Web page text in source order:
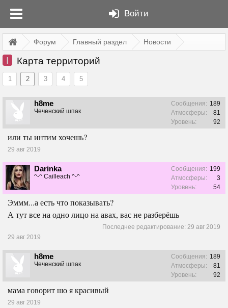
Войти
Форум Главный раздел Новости
I Карта территорий
1 2 3 4 5
h8me
Чеченский шпак
Сообщения: 189
Атмосферы:
81
Уровень:
92
или ты интим хочешь?
29 авг 2019
Darinka
^-^ Cailleach ^-^
Сообщения: 199
Атмосферы:
3
Уровень:
54
Эммм...а есть что показывать?
А тут все на одно лицо на авах, вас не разберёшь
Последнее редактирование: 29 авг 2019
29 авг 2019
h8me
Чеченский шпак
Сообщения: 189
Атмосферы:
81
Уровень:
92
мама говорит шо я красивый
29 авг 2019